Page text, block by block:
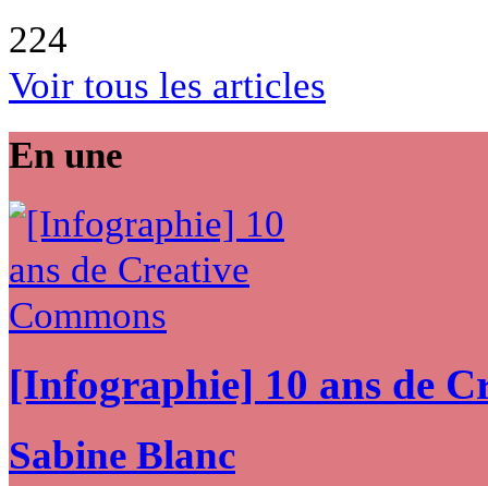
224
Voir tous les articles
En une
[Infographie] 10 ans de
Sabine Blanc